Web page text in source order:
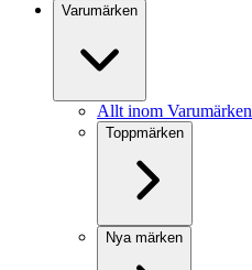
Varumärken
Allt inom Varumärken
Toppmärken
Nya märken